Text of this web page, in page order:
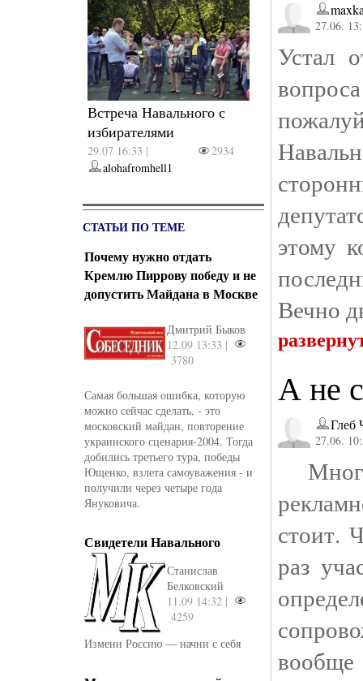
Встреча Навального с
избирателями
29.07 16:33 |
2934
alohafromhell1
СТАТЬИ ПО ТЕМЕ
Почему нужно отдать
Кремлю Пиррову победу и не
допустить Майдана в Москве
Дмитрий Быков
12.09 13:33 |
3780
Самая большая ошибка, которую
можно сейчас сделать, - это
московский майдан, повторение
украинского сценария-2004. Тогда
добились третьего тура, победы
Ющенко, взлета самоуважения - и
получили через четыре года
Януковича.
Свидетели Навального
Станислав
Белковский
11.09 14:32 |
4259
Измени Россию — начни с себя
27.06.
Устал
этому
Вечно
А не
Глеб
27.06.
стоит.
раз
вообще